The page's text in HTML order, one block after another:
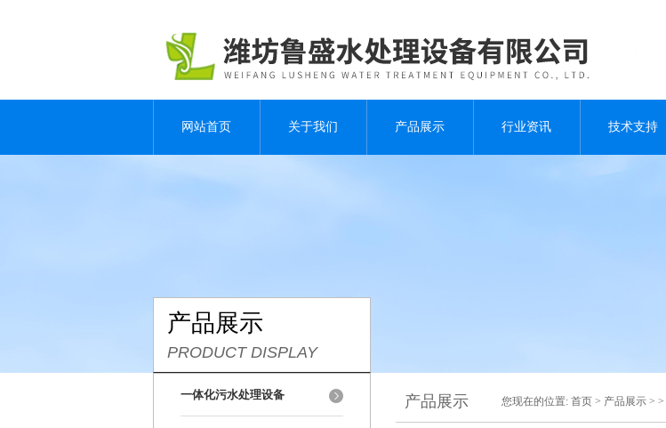
网站首页 关于我们 产品展示 行业资讯 技术支持
产品展示
PRODUCT DISPLAY
一体化污水处理设备 产品展示 您现在的位置: 首页 > 产品展示 > >